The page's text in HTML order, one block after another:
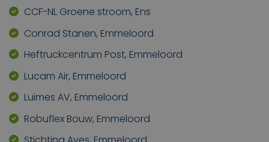
CCF-NL Groene stroom, Ens
Conrad Stanen, Emmeloord
Heftruckcentrum Post, Emmeloord
Lucam Air, Emmeloord
Luimes AV, Emmeloord
Robuflex Bouw, Emmeloord